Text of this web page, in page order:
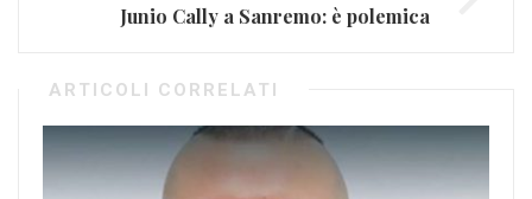
Junio Cally a Sanremo: è polemica
ARTICOLI CORRELATI